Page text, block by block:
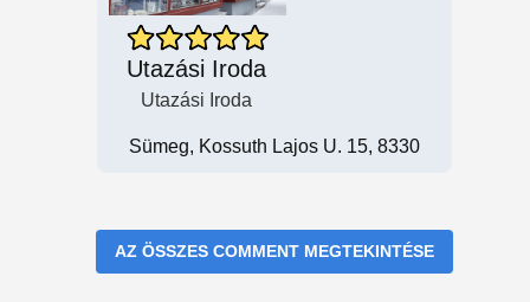
Utazási Iroda
Utazási Iroda
Sümeg, Kossuth Lajos U. 15, 8330
AZ ÖSSZES COMMENT MEGTEKINTÉSE